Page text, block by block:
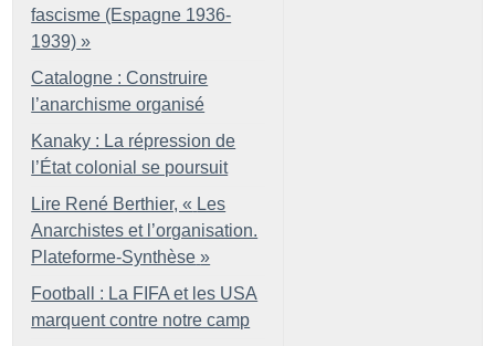
fascisme (Espagne 1936-
1939) »
Catalogne : Construire
l’anarchisme organisé
Kanaky : La répression de
l’État colonial se poursuit
Lire René Berthier, « Les
Anarchistes et l’organisation.
Plateforme-Synthèse »
Football : La FIFA et les USA
marquent contre notre camp